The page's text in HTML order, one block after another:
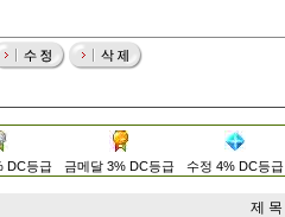
DC등급 금메달 3% DC등급 수정 4% DC등급
제 목